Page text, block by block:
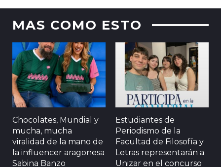
MAS COMO ESTO
Chocolates, Mundial y
mucha, mucha
viralidad de la mano de
la influencer aragonesa
Sabina Banzo
Estudiantes de
Periodismo de la
Facultad de Filosofía y
Letras representarán a
Unizar en el concurso